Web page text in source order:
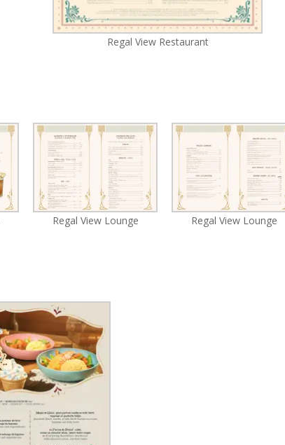
Regal View Restaurant
Regal View Lounge Regal View Lounge